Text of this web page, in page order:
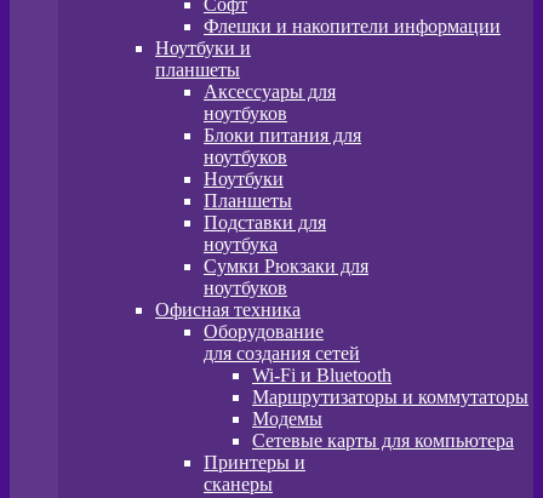
Софт
Флешки и накопители информации
Ноутбуки и
планшеты
Аксессуары для
ноутбуков
Блоки питания для
ноутбуков
Ноутбуки
Планшеты
Подставки для
ноутбука
Сумки Рюкзаки для
ноутбуков
Офисная техника
Оборудование
для создания сетей
Wi-Fi и Bluetooth
Маршрутизаторы и коммутаторы
Модемы
Сетевые карты для компьютера
Принтеры и
сканеры